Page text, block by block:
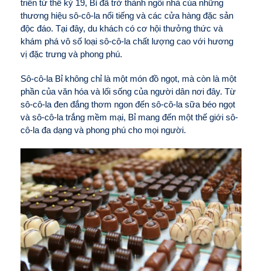
triển từ thế kỷ 19, Bỉ đã trở thành ngôi nhà của những
thương hiệu sô-cô-la nổi tiếng và các cửa hàng đặc sản
độc đáo. Tại đây, du khách có cơ hội thưởng thức và
khám phá vô số loại sô-cô-la chất lượng cao với hương
vị đặc trưng và phong phú.
Sô-cô-la Bỉ không chỉ là một món đồ ngọt, mà còn là một
phần của văn hóa và lối sống của người dân nơi đây. Từ
sô-cô-la đen đắng thơm ngon đến sô-cô-la sữa béo ngọt
và sô-cô-la trắng mềm mại, Bỉ mang đến một thế giới sô-
cô-la đa dạng và phong phú cho mọi người.